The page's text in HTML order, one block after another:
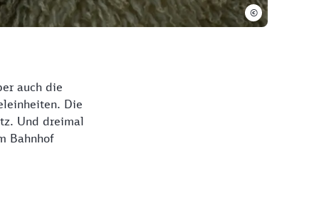
©
auch die
Die
Und dreimal
Bahnhof